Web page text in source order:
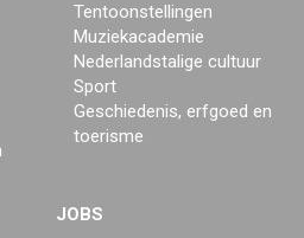
Tentoonstellingen
Muziekacademie
Nederlandstalige cultuur
Sport
Geschiedenis, erfgoed en
toerisme
JOBS